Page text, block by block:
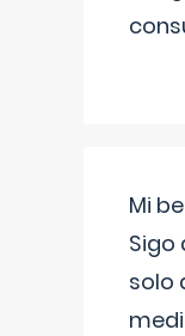
Mi
Sigo
solo